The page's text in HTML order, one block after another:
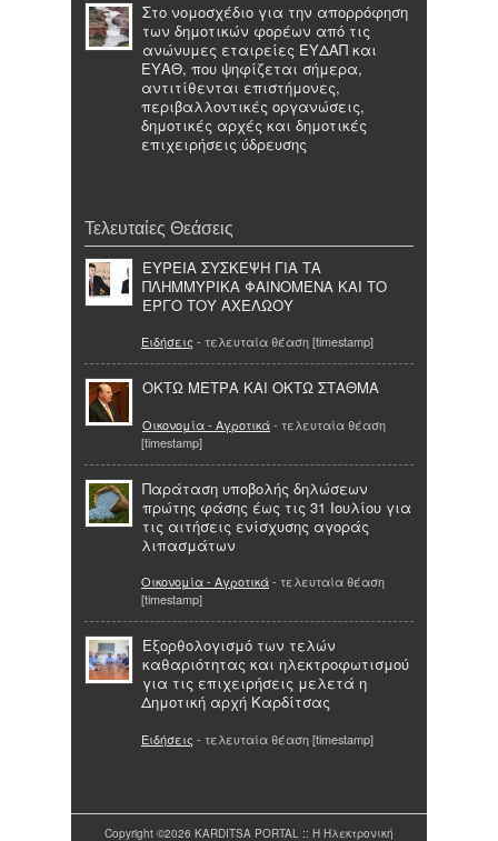
Στο νομοσχέδιο για την απορρόφηση
των δημοτικών φορέων από τις
ανώνυμες εταιρείες ΕΥΔΑΠ και
ΕΥΑΘ, που ψηφίζεται σήμερα,
αντιτίθενται επιστήμονες,
περιβαλλοντικές οργανώσεις,
δημοτικές αρχές και δημοτικές
επιχειρήσεις ύδρευσης
Τελευταίες Θεάσεις
ΕΥΡΕΙΑ ΣΥΣΚΕΨΗ ΓΙΑ ΤΑ
ΠΛΗΜΜΥΡΙΚΑ ΦΑΙΝΟΜΕΝΑ ΚΑΙ ΤΟ
ΕΡΓΟ ΤΟΥ ΑΧΕΛΩΟΥ
Ειδήσεις - τελευταία θέαση [timestamp]
ΟΚΤΩ ΜΕΤΡΑ ΚΑΙ ΟΚΤΩ ΣΤΑΘΜΑ
Οικονομία - Αγροτικά- τελευταία θέαση
[timestamp]
Παράταση υποβολής δηλώσεων
πρώτης φάσης έως τις 31 Ιουλίου για
τις αιτήσεις ενίσχυσης αγοράς
λιπασμάτων
Οικονομία - Αγροτικά- τελευταία θέαση
[timestamp]
Εξορθολογισμό των τελών
καθαριότητας και ηλεκτροφωτισμού
για τις επιχειρήσεις μελετά η
Δημοτική αρχή Καρδίτσας
Ειδήσεις - τελευταία θέαση [timestamp]
Copyright ©2026 KARDITSA PORTAL :: Η Ηλεκτρονική